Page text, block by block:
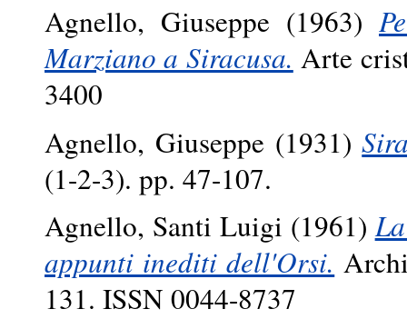
Agnello, Giuseppe (1963)
Marziano a Siracusa. Arte
3400
Agnello, Giuseppe (1931)
(1-2-3). pp. 47-107.
Agnello, Santi Luigi (1961)
appunti inediti dell'Orsi.
131. ISSN 0044-8737